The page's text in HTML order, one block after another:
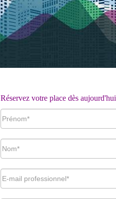
Réservez votre place dès aujourd'hui